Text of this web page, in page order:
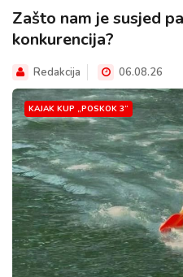
Zašto nam je susjed
konkurencija?
Redakcija 06.08.26
KAJAK KUP „POSKOK 3“